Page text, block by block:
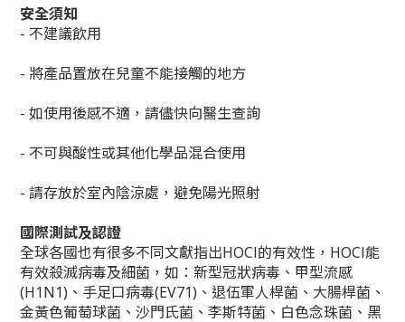
安全須知
- 不建議飲用
- 將產品置放在兒童不能接觸的地方
- 如使用後感不適，請儘快向醫生查詢
- 不可與酸性或其他化學品混合使用
- 請存放於室內陰涼處，避免陽光照射
國際測試及認證
全球各國也有很多不同文獻指出HOCl的有效性，HOCl能
有效殺滅病毒及細菌，如：新型冠狀病毒、甲型流感
(H1N1)、手足口病毒(EV71)、退伍軍人桿菌、大腸桿菌、
金黃色葡萄球菌、沙門氏菌、李斯特菌、白色念珠菌、黑